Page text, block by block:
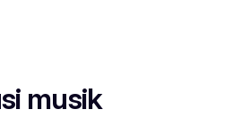
musik